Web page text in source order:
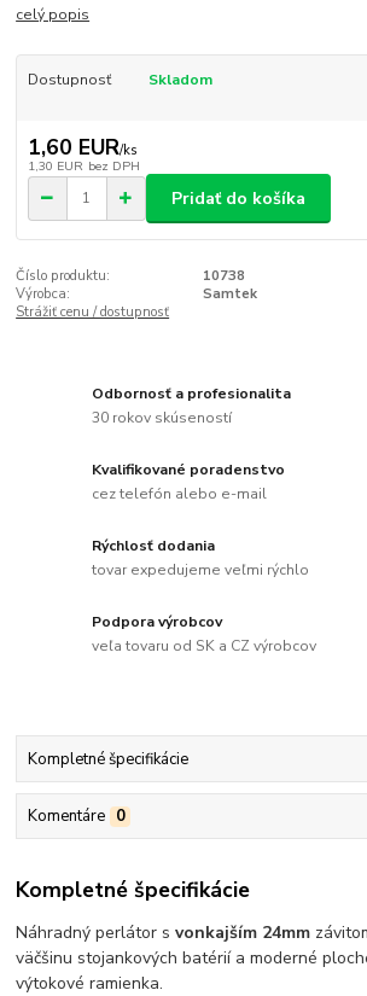
celý popis
Dostupnosť Skladom
1,60 EUR/ks
1,30 EUR bez DPH
Pridať do košíka
Číslo produktu:
10738
Výrobca:
Samtek
Strážiť cenu / dostupnosť
Odbornosť a profesionalita
30 rokov skúseností
Kvalifikované poradenstvo
cez telefón alebo e-mail
Rýchlosť dodania
tovar expedujeme veľmi rýchlo
Podpora výrobcov
veľa tovaru od SK a CZ výrobcov
Kompletné špecifikácie
Komentáre 0
Kompletné špecifikácie
Náhradný perlátor svonkajším 24mm
väčšinu stojankových batérií a moderné
výtokové ramienka.